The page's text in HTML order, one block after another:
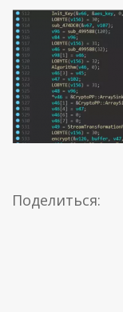
Поделиться: